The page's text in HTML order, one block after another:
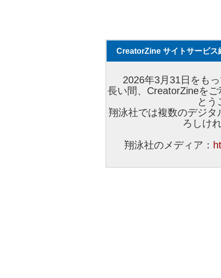
CreatorZine サイトサービス
2026年3月31日をも
長い間、CreatorZineを
とう
翔泳社では複数のデジ
ろしけ
翔泳社のメディア：